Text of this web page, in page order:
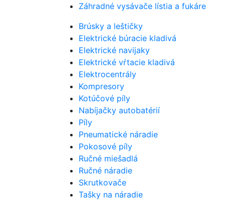
Záhradné vysávače lístia a fukáre
Brúsky a leštičky
Elektrické búracie kladivá
Elektrické navijaky
Elektrické vŕtacie kladivá
Elektrocentrály
Kompresory
Kotúčové píly
Nabíjačky autobatérií
Píly
Pneumatické náradie
Pokosové píly
Ručné miešadlá
Ručné náradie
Skrutkovače
Tašky na náradie